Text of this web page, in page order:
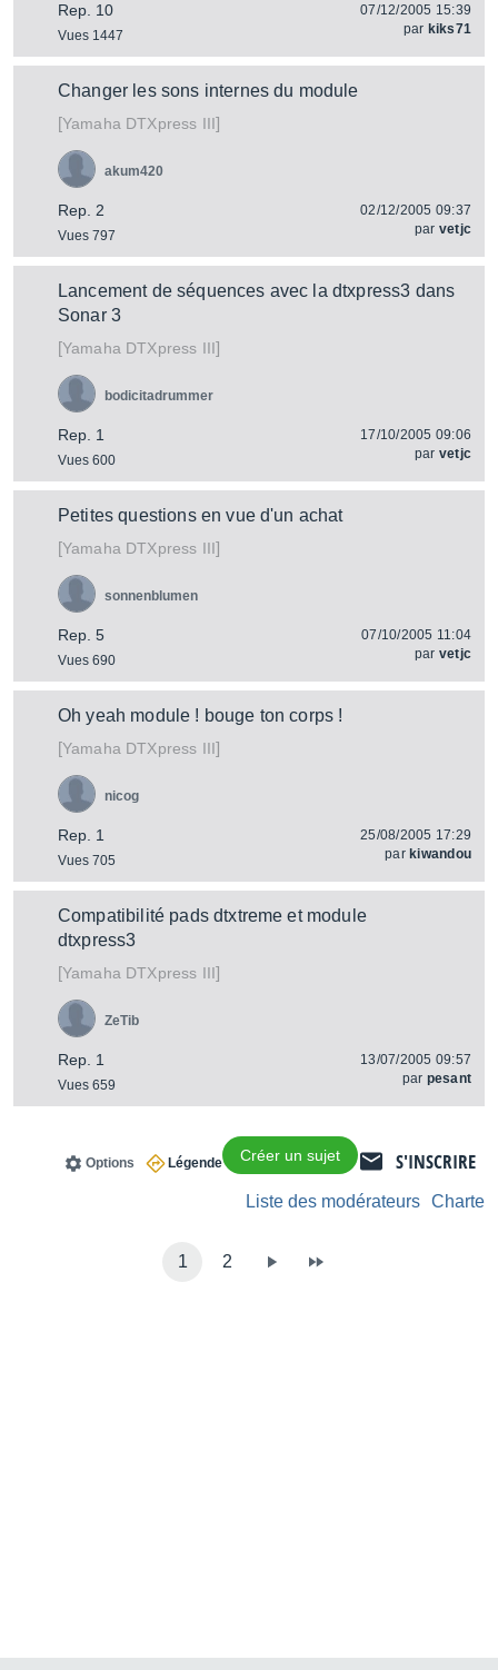
Rep. 10
Vues 1447
07/12/2005 15:39
par kiks71
Changer les sons internes du module
[Yamaha DTXpress III]
Rep. 2
Vues 797
akum420
02/12/2005 09:37
par vetjc
Lancement de séquences avec la dtxpress3 dans
Sonar 3
[Yamaha DTXpress III]
Rep. 1
Vues 600
bodicitadrummer
17/10/2005 09:06
par vetjc
Petites questions en vue d'un achat
[Yamaha DTXpress III]
Rep. 5
Vues 690
sonnenblumen
07/10/2005 11:04
par vetjc
Oh yeah module ! bouge ton corps !
[Yamaha DTXpress III]
Rep. 1
Vues 705
nicog
25/08/2005 17:29
par kiwandou
Compatibilité pads dtxtreme et module
dtxpress3
[Yamaha DTXpress III]
Rep. 1
Vues 659
ZeTib
13/07/2005 09:57
par pesant
S'INSCRIRE
Créer un sujet
Légende
Options
Charte
Liste des modérateurs
1 2